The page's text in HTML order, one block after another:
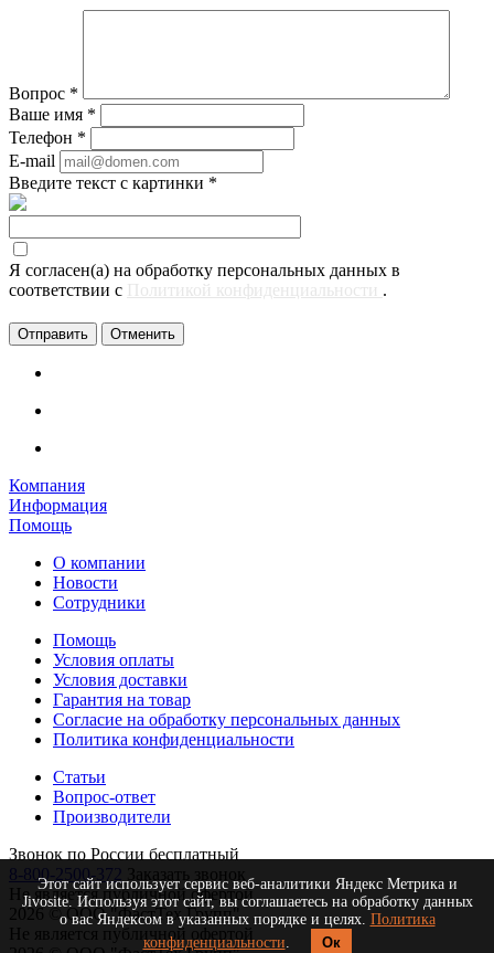
Вопрос *
Ваше имя *
Телефон *
E-mail
Введите текст с картинки *
Я согласен(а) на обработку персональных данных в
соответствии с Политикой конфиденциальности .
Отменить
Компания
Информация
Помощь
О компании
Новости
Сотрудники
Помощь
Условия оплаты
Условия доставки
Гарантия на товар
Согласие на обработку персональных данных
Политика конфиденциальности
Статьи
Вопрос-ответ
Производители
Звонок по России бесплатный
8-800-2500-372
Заказать звонок
Не является публичной офертой
2026 © ООО "ФастТех Групп"
Не является публичной офертой
Этот сайт использует сервис веб-аналитики Яндекс Метрика и
Jivosite. Используя этот сайт, вы соглашаетесь на обработку данных
о вас Яндексом в указанных порядке и целях. Политика
конфиденциальности. Ок